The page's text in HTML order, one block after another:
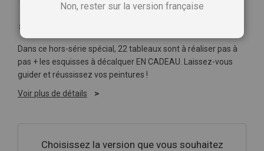
Soyez le premier à commenter ce produit
Dans ce hors-série spécial, 22 tableaux sont à réaliser pas à
pas + les esquisses à décalquer EN CADEAU. Laissez-vous
guider et réussissez vos peintures !
Voir plus de détails
Choisissez la version que vous souhaitez
Non, rester sur la version française